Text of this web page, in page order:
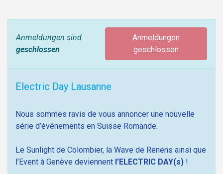
Anmeldungen sind
geschlossen
Anmeldungen
geschlossen
Electric Day Lausanne
Nous sommes ravis de vous annoncer une nouvelle
série d’événements en Suisse Romande.
Le Sunlight de Colombier, la Wave de Renens ainsi que
l’Event à Genève deviennent l’ELECTRIC DAY(s) !